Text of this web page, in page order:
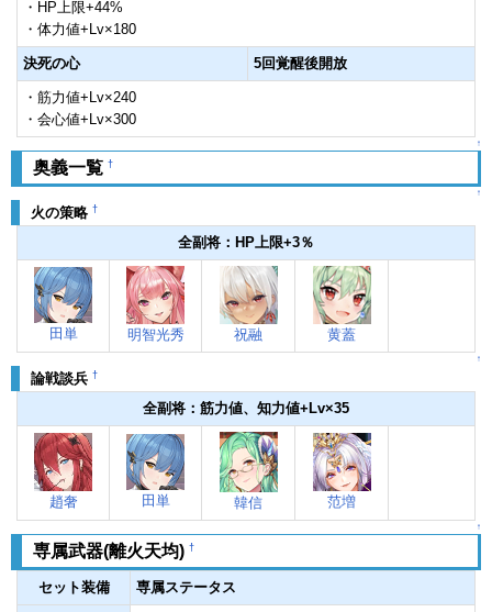
・HP上限+44%
・体力値+Lv×180
決死の心 5回覚醒後開放
・筋力値+Lv×240
・会心値+Lv×300
↑
奥義一覧 †
↑
火の策略 †
全副将：HP上限+3％
田単 明智光秀 祝融 黄蓋
↑
論戦談兵 †
全副将：筋力値、知力値+Lv×35
趙奢 田単 韓信 范増
↑
専属武器(離火天均) †
セット装備 専属ステータス